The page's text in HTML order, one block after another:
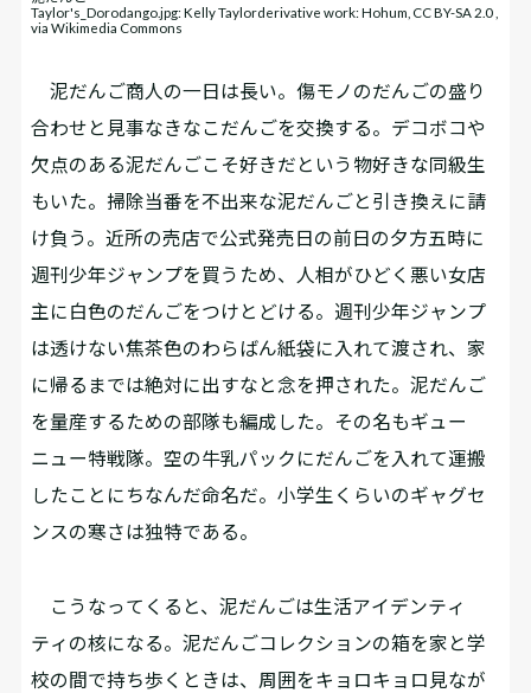
Taylor's_Dorodango.jpg: Kelly Taylorderivative work: Hohum, CC BY-SA 2.0 ,
via Wikimedia Commons
泥だんご商人の一日は長い。傷モノのだんごの盛り
合わせと見事なきなこだんごを交換する。デコボコや
欠点のある泥だんごこそ好きだという物好きな同級生
もいた。掃除当番を不出来な泥だんごと引き換えに請
け負う。近所の売店で公式発売日の前日の夕方五時に
週刊少年ジャンプを買うため、人相がひどく悪い女店
主に白色のだんごをつけとどける。週刊少年ジャンプ
は透けない焦茶色のわらばん紙袋に入れて渡され、家
に帰るまでは絶対に出すなと念を押された。泥だんご
を量産するための部隊も編成した。その名もギュー
ニュー特戦隊。空の牛乳パックにだんごを入れて運搬
したことにちなんだ命名だ。小学生くらいのギャグセ
ンスの寒さは独特である。
こうなってくると、泥だんごは生活アイデンティ
ティの核になる。泥だんごコレクションの箱を家と学
校の間で持ち歩くときは、周囲をキョロキョロ見なが